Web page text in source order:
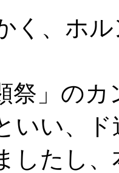
く、ホ
祭」の
いい、
したし